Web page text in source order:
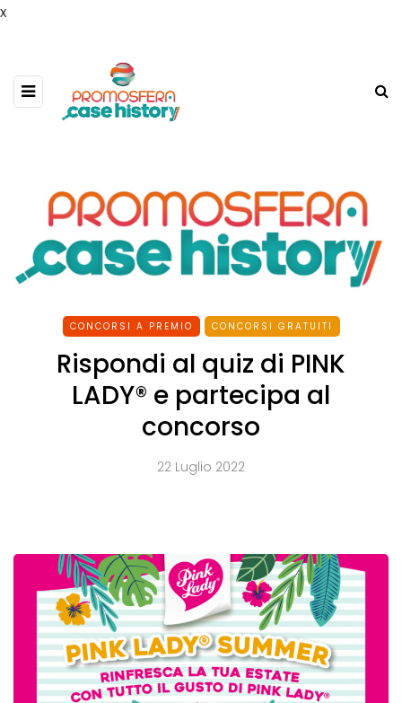
x
CONCORSI A PREMIO CONCORSI GRATUITI
Rispondi al quiz di PINK
LADY® e partecipa al
concorso
22 Luglio 2022